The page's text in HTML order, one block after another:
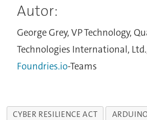
Autor:
George Grey, VP Technology,
Technologies International,
Foundries.io-Teams
CYBER RESILIENCE ACT